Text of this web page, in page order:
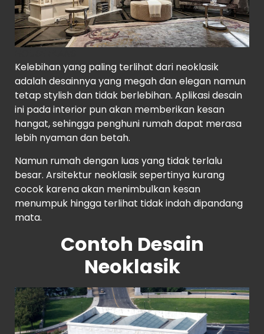
Kelebihan yang paling terlihat dari neoklasik
adalah desainnya yang megah dan elegan namun
tetap stylish dan tidak berlebihan. Aplikasi desain
ini pada interior pun akan memberikan kesan
hangat, sehingga penghuni rumah dapat merasa
lebih nyaman dan betah.
Namun rumah dengan luas yang tidak terlalu
besar. Arsitektur neoklasik sepertinya kurang
cocok karena akan menimbulkan kesan
menumpuk hingga terlihat tidak indah dipandang
mata.
Contoh Desain
Neoklasik